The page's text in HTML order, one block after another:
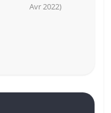
Avr 2022)